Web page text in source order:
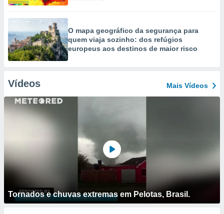
O mapa geográfico da segurança para
quem viaja sozinho: dos refúgios
europeus aos destinos de maior risco
Vídeos Mais Vídeos
Tornados e chuvas extremas em Pelotas, Brasil.